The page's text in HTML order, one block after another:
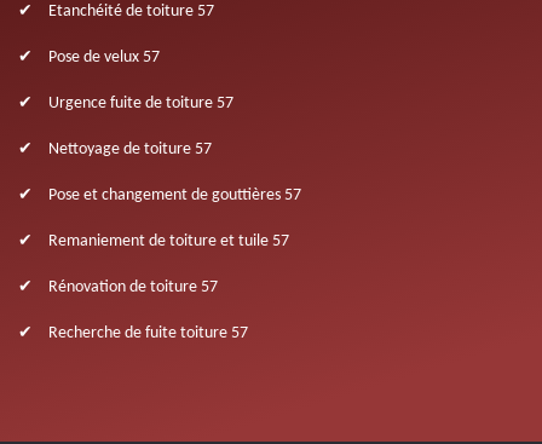
Etanchéité de toiture 57
Pose de velux 57
Urgence fuite de toiture 57
Nettoyage de toiture 57
Pose et changement de gouttières 57
Remaniement de toiture et tuile 57
Rénovation de toiture 57
Recherche de fuite toiture 57